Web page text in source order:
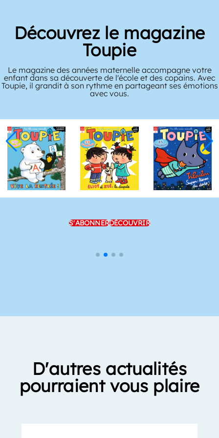
Découvrez le magazine
Toupie
Le magazine des années maternelle accompagne votre
enfant dans sa découverte de l'école et des copains. Avec
Toupie, il grandit à son rythme en partageant ses émotions
avec vous.
S'ABONNERDÉCOUVRIR
D'autres actualités
pourraient vous plaire